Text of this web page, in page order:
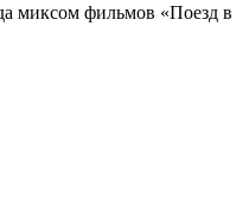
миксом фильмов «Поезд в